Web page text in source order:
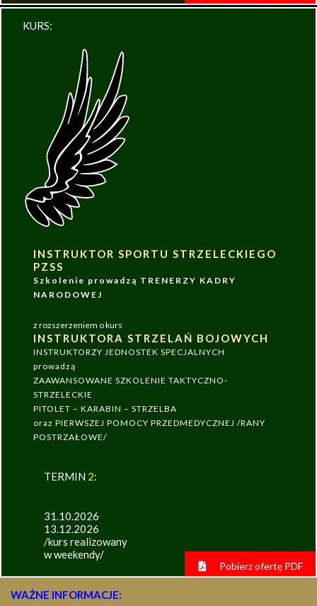
KURS:
INSTRUKTOR SPORTU STRZELECKIEGO
PZSS
Szkolenie prowadzą TRENERZY KADRY
NARODOWEJ
z rozszerzeniem o kurs
INSTRUKTORA STRZELAŃ BOJOWYCH
INSTRUKTORZY JEDNOSTEK SPECJALNYCH
prowadzą
ZAAWANSOWANE SZKOLENIE TAKTYCZNO-
STRZELECKIE
PITOLET – KARABIN – STRZELBA
oraz PIERWSZEJ POMOCY PRZEDMEDYCZNEJ /RANY
POSTRZAŁOWE/
TERMIN 2:
31.10.2026
13.12.2026
/kurs realizowany
w weekendy/
Pobierz ofertę PDF
WAŻNE INFORMACJE: